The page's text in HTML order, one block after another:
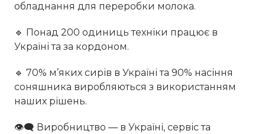
обладнання для переробки молока.
🔹 Понад 200 одиниць техніки працює в
Україні та за кордоном.
🔹 70% м’яких сирів в Україні та 90% насіння
соняшника виробляються з використанням
наших рішень.
👁‍🗨 Виробництво — в Україні, сервіс та